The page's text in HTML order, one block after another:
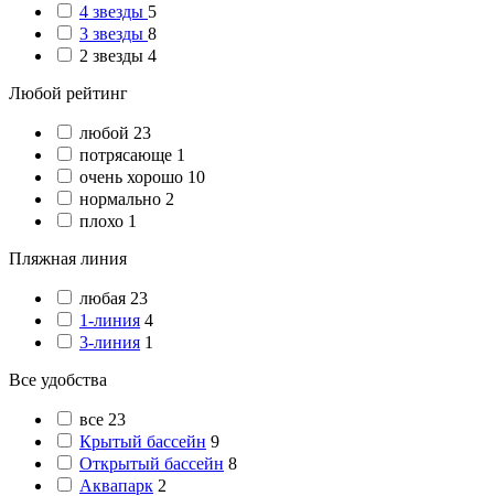
4 звезды 5
3 звезды 8
2 звезды 4
Любой рейтинг
любой 23
потрясающе 1
очень хорошо 10
нормально 2
плохо 1
Пляжная линия
любая 23
1-линия 4
3-линия 1
Все удобства
все 23
Крытый бассейн 9
Открытый бассейн 8
Аквапарк 2